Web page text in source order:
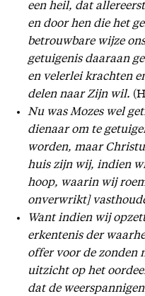
een heil, dat
en door hen die het
betrouwbare wijze
getuigenis daaraan
en velerlei krachten
delen naar Zijn wil.
Nu was Mozes wel
dienaar om te
worden, maar
huis zijn wij, indien
hoop, waarin wij
onverwrikt]
Want indien wij
erkentenis der
offer voor de zonden
uitzicht op het
dat de